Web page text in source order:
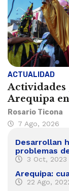
ACTUALIDAD
Arequipa
Rosario Ticona
7 Ago, 2026
Desarrollan
problemas
3 Oct, 2023
Arequipa:
22 Ago,